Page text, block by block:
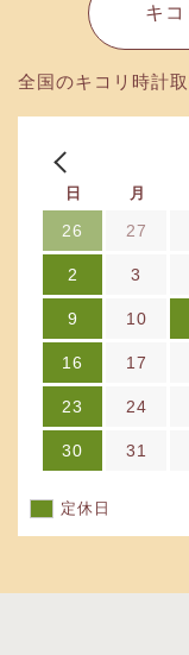
キ
全国のキコリ時計
日 月
26 27
2 3
9 10
16 17
23 24
30 31
定休日